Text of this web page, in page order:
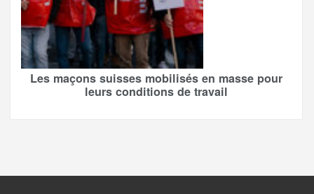
Les maçons suisses mobilisés en masse pour
leurs conditions de travail